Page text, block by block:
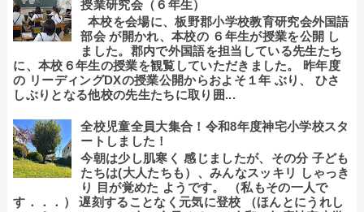
授業研究会（６年生）
本校を会場に、板野郡小学校教育研究会外国語
部会 が開かれ、本校の ６年生が授業を公開 し
ました。郡内で外国語を担当している先生たち
に、本校６年生の授業を観覧していただきました。 昨年度
の リーディングDXの授業公開からおよそ１年 ぶり、 ひさ
しぶりとなる他校の先生たちに取り囲...
全校児童全員大集合！令和8年度神宅小学校スタ
ートしました！
今朝は少し肌寒く 感じましたが、その分 子ども
たちは(大人たちも）、みんなスッキリ しゃっき
り 目が覚めた ようです。 （私もその一人で
す．．．） 遅刻することなく元気に登校 （ほんとにうれし